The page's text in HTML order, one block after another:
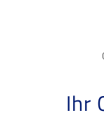
Ihr